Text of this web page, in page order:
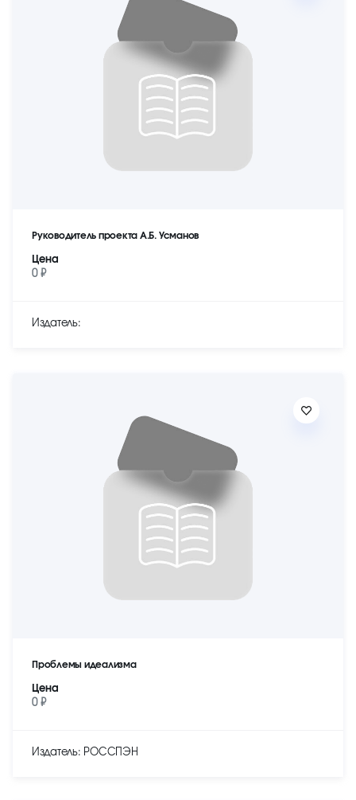
Руководитель проекта А.Б. Усманов
Цена
0 ₽
Издатель:
Проблемы идеализма
Цена
0 ₽
Издатель: РОССПЭН